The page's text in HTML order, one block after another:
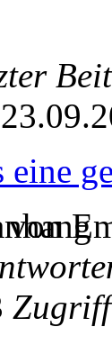
eine
von